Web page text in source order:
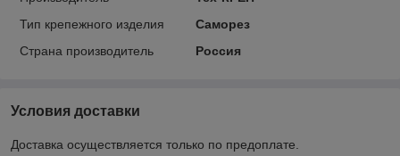
Тип крепежного изделия
Саморез
Страна производитель
Россия
Условия доставки
Доставка осуществляется только по предоплате.